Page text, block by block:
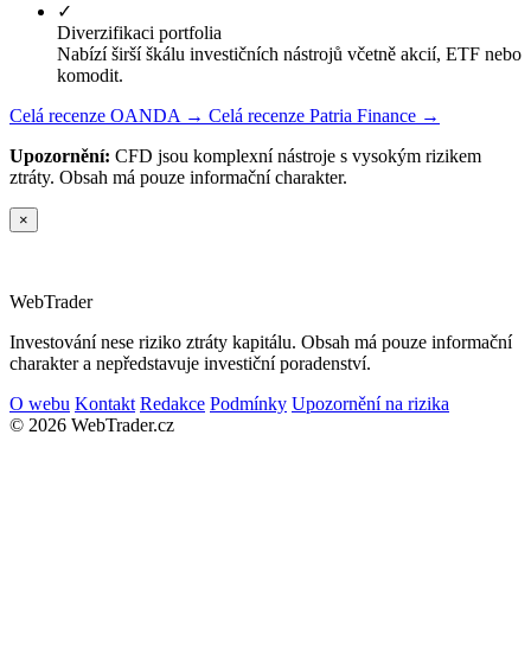
✓
Diverzifikaci portfolia
Nabízí širší škálu investičních nástrojů včetně akcií, ETF nebo
komodit.
Celá recenze OANDA → Celá recenze Patria Finance →
Upozornění: CFD jsou komplexní nástroje s vysokým rizikem
ztráty. Obsah má pouze informační charakter.
×
WebTrader
Investování nese riziko ztráty kapitálu. Obsah má pouze informační
charakter a nepředstavuje investiční poradenství.
O webu Kontakt Redakce Podmínky Upozornění na rizika
© 2026 WebTrader.cz